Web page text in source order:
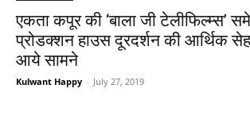
एकता कपूर की ‘बाला जी टेलीफिल्म्स’
प्रोडक्शन हाउस दूरदर्शन की आर्थिक
आये सामने
Kulwant Happy - July 27, 2019